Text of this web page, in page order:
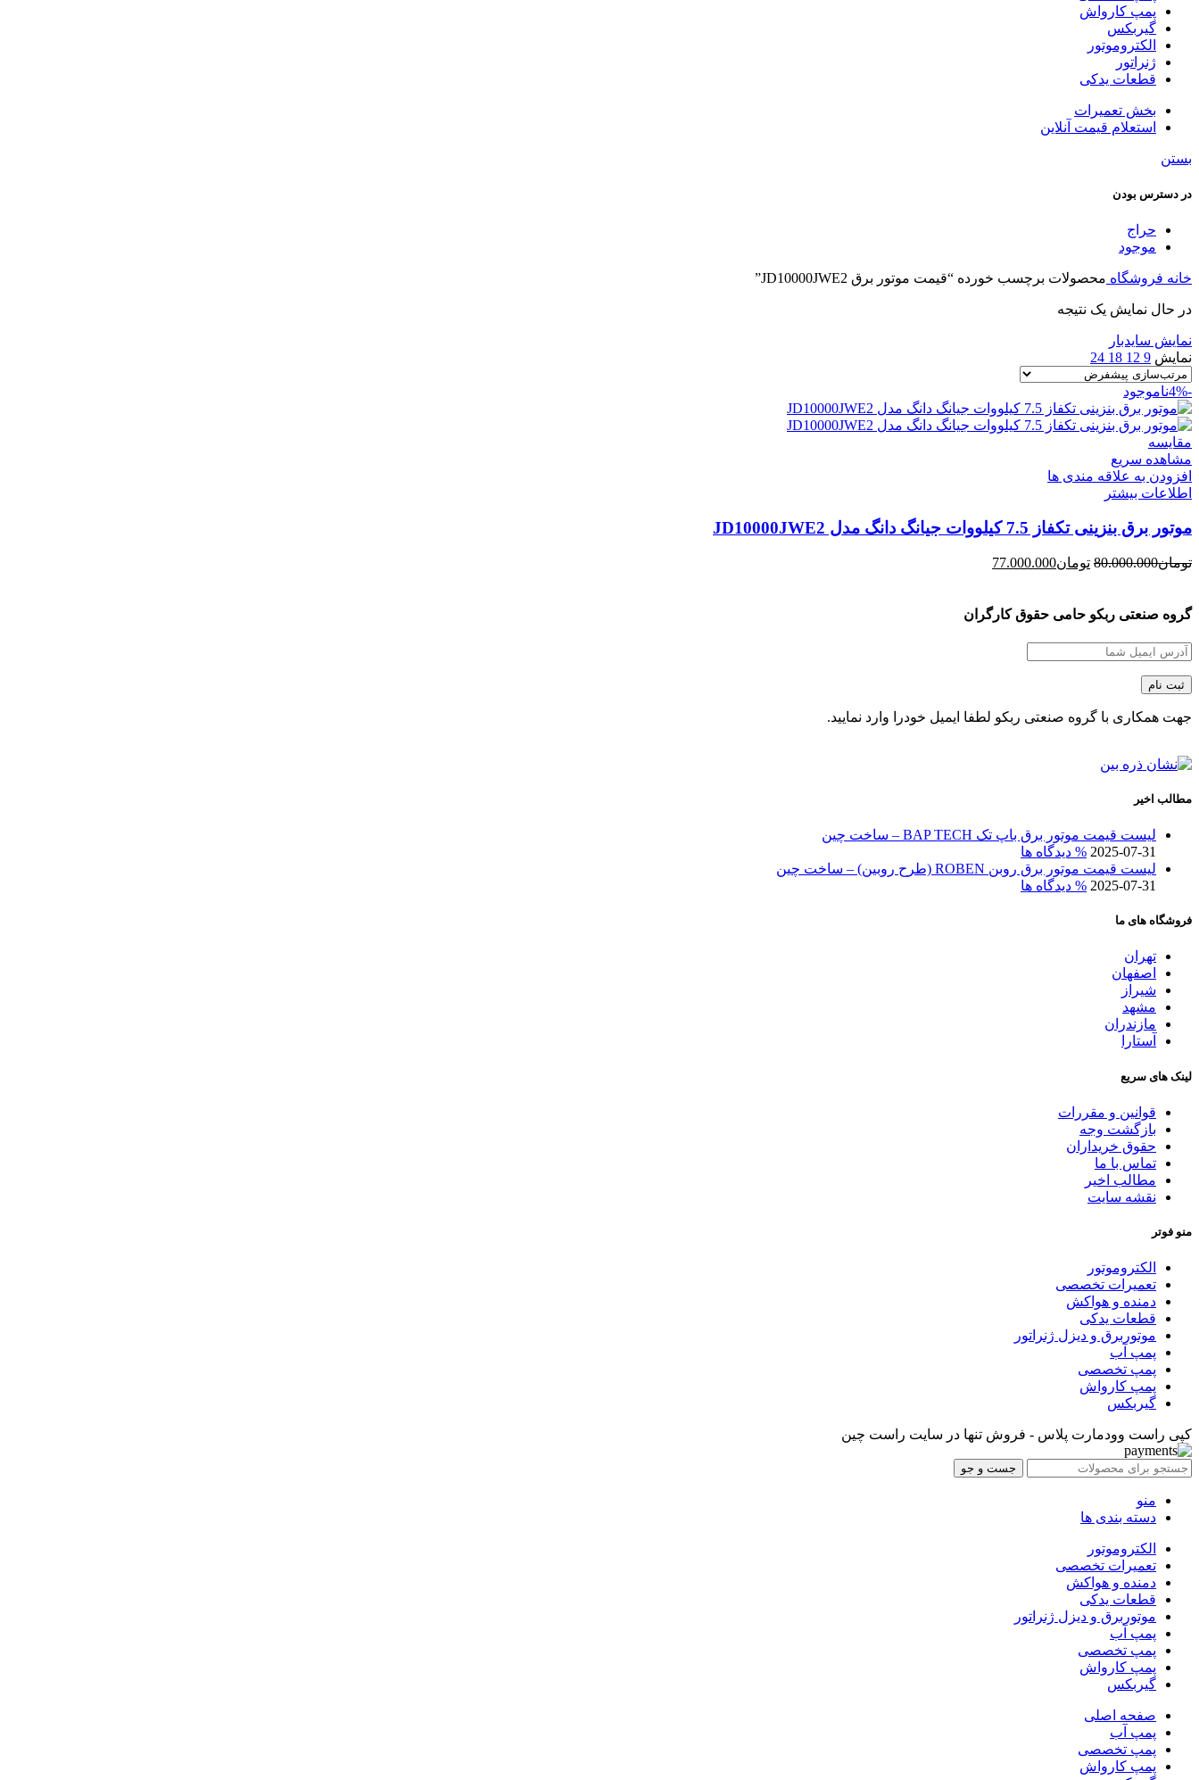
پمپ کارواش
گیربکس
الکتروموتور
ژنراتور
قطعات یدکی
بخش تعمیرات
استعلام قیمت آنلاین
بستن
در دسترس بودن
حراج
موجود
خانه فروشگاه محصولات برچسب خورده “قیمت موتور برق JD10000JWE2”
در حال نمایش یک نتیجه
نمایش سایدبار
نمایش 9
12
18
24
-4% ناموجود
مقایسه
مشاهده سریع
افزودن به علاقه مندی ها
اطلاعات بیشتر
موتور برق بنزینی تکفاز 7.5 کیلووات جیانگ دانگ مدل JD10000JWE2
تومان80.000.000 قیمت
بود.
تومان77.000.000
است.
گروه صنعتی ربکو حامی حقوق کارگران
جهت همکاری با گروه صنعتی ربکو لطفا ایمیل خودرا وارد نمایید.
مطالب اخیر
لیست قیمت موتور برق باپ تک BAP TECH – ساخت چین
2025-07-31 % دیدگاه ها
لیست قیمت موتور برق روبن ROBEN (طرح روبین) – ساخت چین
2025-07-31 % دیدگاه ها
فروشگاه های ما
تهران
اصفهان
شیراز
مشهد
مازندران
آستارا
لینک های سریع
قوانین و مقررات
بازگشت وجه
حقوق خریداران
تماس با ما
مطالب اخیر
نقشه سایت
منو فوتر
الکتروموتور
تعمیرات تخصصی
دمنده و هواکش
قطعات یدکی
موتوربرق و دیزل ژنراتور
پمپ آب
پمپ تخصصی
پمپ کارواش
گیربکس
کپی راست وودمارت پلاس - فروش تنها در سایت راست چین
جست و جو
منو
دسته بندی ها
الکتروموتور
تعمیرات تخصصی
دمنده و هواکش
قطعات یدکی
موتوربرق و دیزل ژنراتور
پمپ آب
پمپ تخصصی
پمپ کارواش
گیربکس
صفحه اصلی
پمپ آب
پمپ تخصصی
پمپ کارواش